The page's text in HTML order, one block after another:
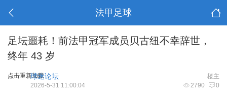
法甲足球
足坛噩耗！前法甲冠军成员贝古纽不幸辞世，
终年 43 岁
点击重新加载 楼主
球迷论坛
2790 0
2026-5-31 11:00:04